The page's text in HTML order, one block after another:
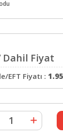
Dahil Fiyat
EFT Fiyatı :